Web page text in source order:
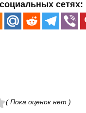
сетях:
( Пока оценок нет )